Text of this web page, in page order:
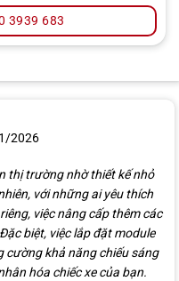
3939 683
2026
thị trường nhờ thiết kế nhỏ
với những ai yêu thích
việc nâng cấp thêm các
biệt, việc lắp đặt module
cường khả năng chiếu sáng
hóa chiếc xe của bạn.